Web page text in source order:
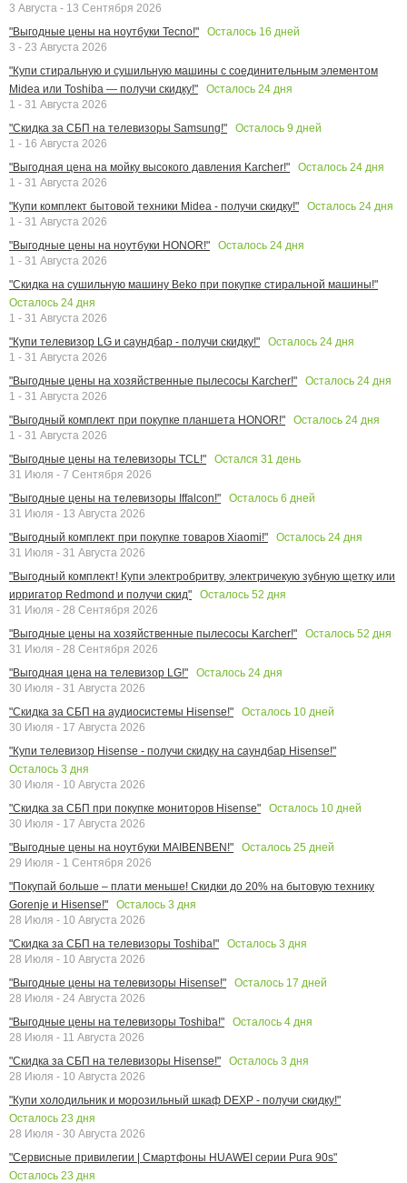
3 Августа - 13 Сентября 2026
"Выгодные цены на ноутбуки Tecno!"
Осталось 16 дней
3 - 23 Августа 2026
"Купи стиральную и сушильную машины с соединительным элементом
Midea или Toshiba — получи скидку!"
Осталось 24 дня
1 - 31 Августа 2026
"Скидка за СБП на телевизоры Samsung!"
Осталось 9 дней
1 - 16 Августа 2026
"Выгодная цена на мойку высокого давления Karcher!"
Осталось 24 дня
1 - 31 Августа 2026
"Купи комплект бытовой техники Midea - получи скидку!"
Осталось 24 дня
1 - 31 Августа 2026
"Выгодные цены на ноутбуки HONOR!"
Осталось 24 дня
1 - 31 Августа 2026
"Скидка на сушильную машину Beko при покупке стиральной машины!"
Осталось 24 дня
1 - 31 Августа 2026
"Купи телевизор LG и саундбар - получи скидку!"
Осталось 24 дня
1 - 31 Августа 2026
"Выгодные цены на хозяйственные пылесосы Karcher!"
Осталось 24 дня
1 - 31 Августа 2026
"Выгодный комплект при покупке планшета HONOR!"
Осталось 24 дня
1 - 31 Августа 2026
"Выгодные цены на телевизоры TCL!"
Остался 31 день
31 Июля - 7 Сентября 2026
"Выгодные цены на телевизоры Iffalcon!"
Осталось 6 дней
31 Июля - 13 Августа 2026
"Выгодный комплект при покупке товаров Xiaomi!"
Осталось 24 дня
31 Июля - 31 Августа 2026
"Выгодный комплект! Купи электробритву, электричекую зубную щетку или
ирригатор Redmond и получи скид"
Осталось 52 дня
31 Июля - 28 Сентября 2026
"Выгодные цены на хозяйственные пылесосы Karcher!"
Осталось 52 дня
31 Июля - 28 Сентября 2026
"Выгодная цена на телевизор LG!"
Осталось 24 дня
30 Июля - 31 Августа 2026
"Скидка за СБП на аудиосистемы Hisense!"
Осталось 10 дней
30 Июля - 17 Августа 2026
"Купи телевизор Hisense - получи скидку на саундбар Hisense!"
Осталось 3 дня
30 Июля - 10 Августа 2026
"Скидка за СБП при покупке мониторов Hisense"
Осталось 10 дней
30 Июля - 17 Августа 2026
"Выгодные цены на ноутбуки MAIBENBEN!"
Осталось 25 дней
29 Июля - 1 Сентября 2026
"Покупай больше – плати меньше! Скидки до 20% на бытовую технику
Gorenje и Hisense!"
Осталось 3 дня
28 Июля - 10 Августа 2026
"Скидка за СБП на телевизоры Toshiba!"
Осталось 3 дня
28 Июля - 10 Августа 2026
"Выгодные цены на телевизоры Hisense!"
Осталось 17 дней
28 Июля - 24 Августа 2026
"Выгодные цены на телевизоры Toshiba!"
Осталось 4 дня
28 Июля - 11 Августа 2026
"Скидка за СБП на телевизоры Hisense!"
Осталось 3 дня
28 Июля - 10 Августа 2026
"Купи холодильник и морозильный шкаф DEXP - получи скидку!"
Осталось 23 дня
28 Июля - 30 Августа 2026
"Сервисные привилегии | Смартфоны HUAWEI серии Pura 90s"
Осталось 23 дня